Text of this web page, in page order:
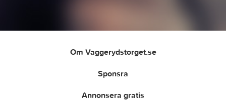
Om Vaggerydstorget.se
Sponsra
Annonsera gratis